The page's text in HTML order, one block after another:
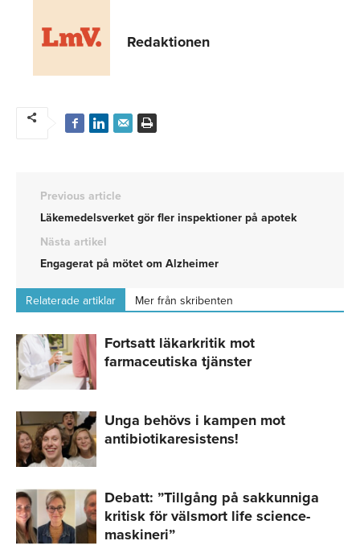
Redaktionen
Previous article
Läkemedelsverket gör fler inspektioner på apotek
Nästa artikel
Engagerat på mötet om Alzheimer
Relaterade artiklar Mer från skribenten
Fortsatt läkarkritik mot
farmaceutiska tjänster
Unga behövs i kampen mot
antibiotikaresistens!
Debatt: ”Tillgång på sakkunniga
kritisk för välsmort life science-
maskineri”